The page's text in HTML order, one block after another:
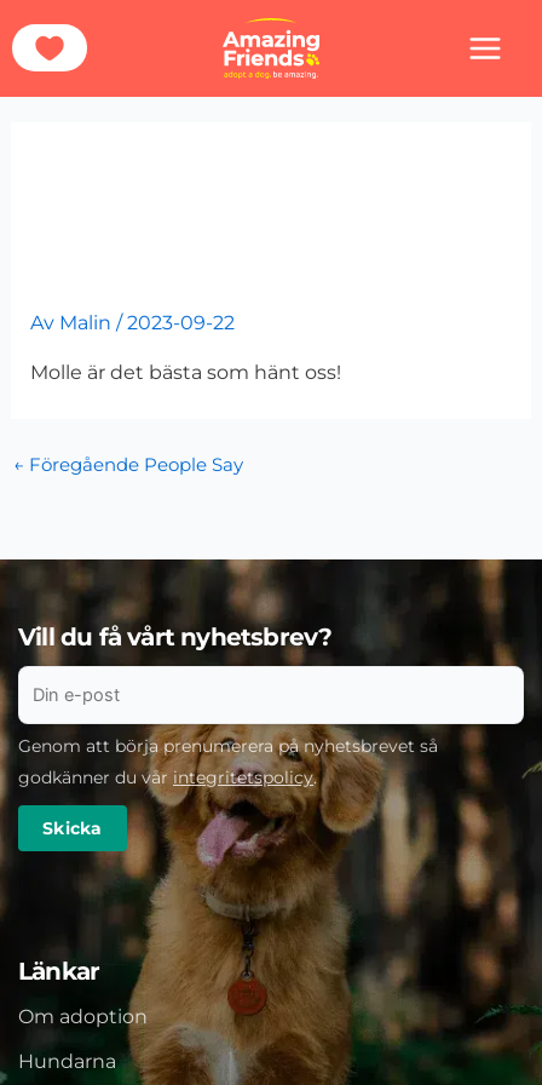
till
Hem Hälsning Från Molles Familj
Av Malin /2023-09-22
Molle är det bästa som hänt oss!
← Föregående People Say
Länkar
Om adoption
Hundarna
Vill du få vårt nyhetsbrev?
Genom att börja prenumerera på nyhetsbrevet så
godkänner du vår integritetspolicy.